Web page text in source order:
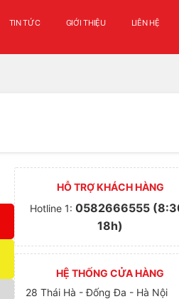
TIN TỨC GIỚI THIỆU LIÊN HỆ
HỖ TRỢ KHÁCH HÀNG
Hotline 1:0582666555
18h)
HỆ THỐNG CỬA HÀNG
28 Thái Hà - Đống Đa - Hà Nội